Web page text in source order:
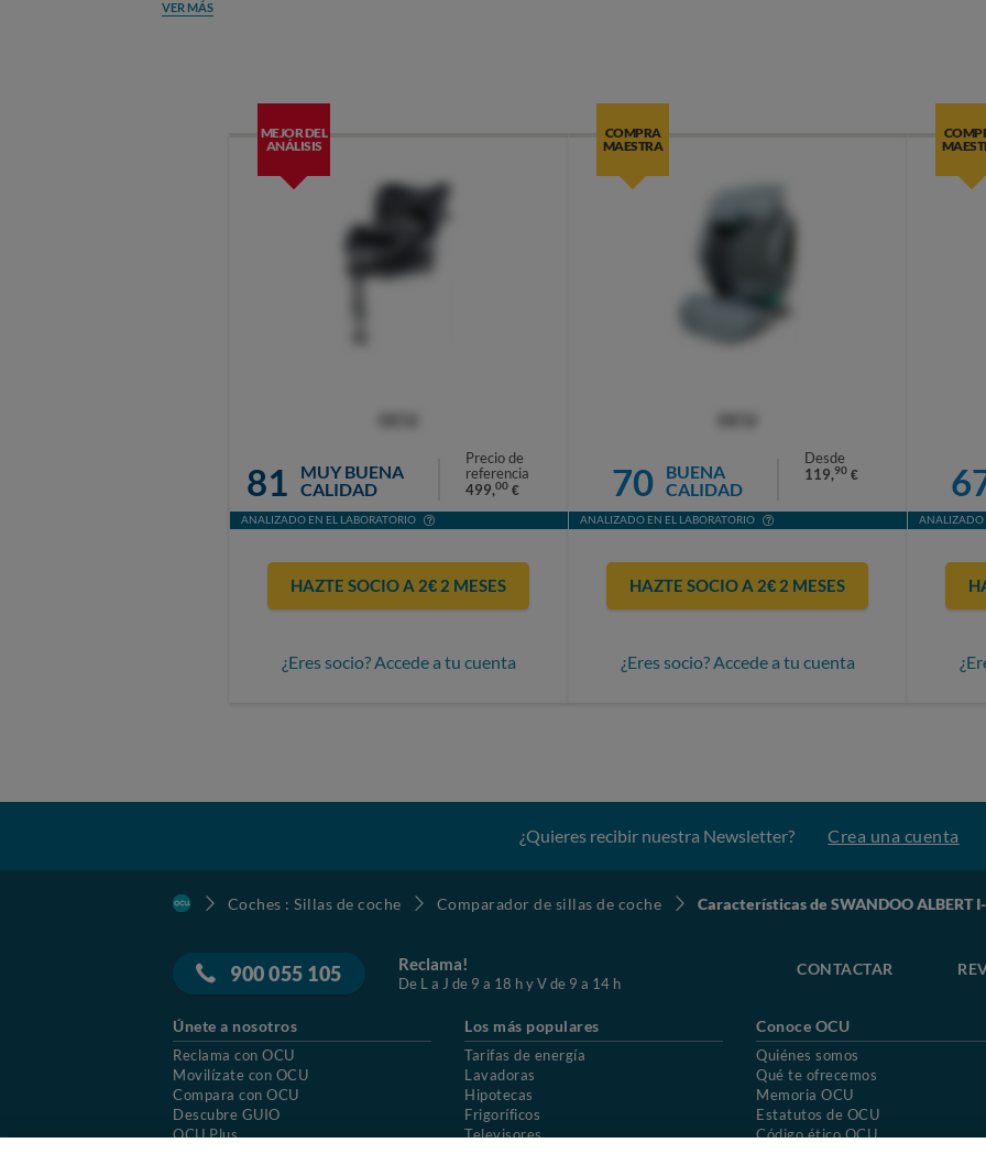
VER MÁS
MEJOR DEL
ANÁLISIS
81
MUY BUENA
CALIDAD
Precio de
referencia
499,00 €
ANALIZADO EN EL LABORATORIO
HAZTE SOCIO A 2€ 2 MESES
¿Eres socio? Accede a tu cuenta
COMPRA
MAESTRA
70
BUENA
CALIDAD
Desde
119,90 €
ANALIZADO EN EL LABORATORIO
HAZTE SOCIO A 2€ 2 MESES
¿Eres socio? Accede a tu cuenta
ANALIZADO
¿Quieres recibir nuestra Newsletter? Crea una cuenta
Coches : Sillas de coche Comparador de sillas de coche Características de SWANDOO ALBERT I-
900 055 105 Reclama!
De L a J de 9 a 18 h y V de 9 a 14 h
CONTACTAR
Únete a nosotros
Reclama con OCU
Movilízate con OCU
Compara con OCU
Descubre GUIO
OCU Plus
Los más populares
Tarifas de energía
Lavadoras
Hipotecas
Frigoríficos
Televisores
Conoce OCU
Quiénes somos
Qué te ofrecemos
Memoria OCU
Estatutos de OCU
Código ético OCU